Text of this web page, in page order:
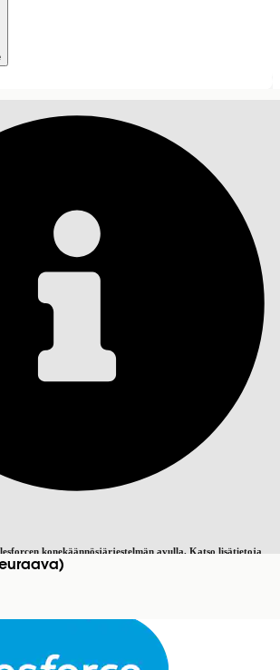
konekäännösjärjestelmän avulla. Katso lisätietoja
Ei nyt